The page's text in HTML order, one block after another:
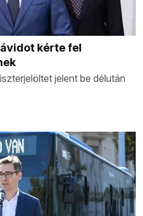
kérte fel
jelent be délután